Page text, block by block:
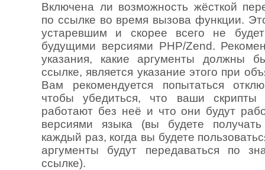
Включена ли возможность жёсткой
по ссылке во время вызова функции.
устаревшим и скорее всего не будет
будущими версиями PHP/Zend.
указания, какие аргументы должны
ссылке, является указание этого при
Вам рекомендуется попытаться
чтобы убедиться, что ваши скрипты
работают без неё и что они будут
версиями языка (вы будете получать
каждый раз, когда вы будете
аргументы будут передаваться по
ссылке).